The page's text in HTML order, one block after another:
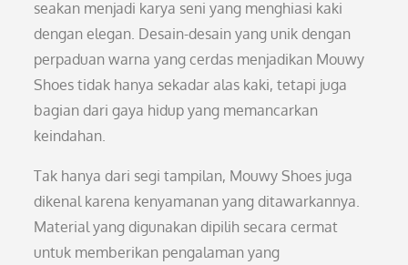
seakan menjadi karya seni yang menghiasi kaki
dengan elegan. Desain-desain yang unik dengan
perpaduan warna yang cerdas menjadikan Mouwy
Shoes tidak hanya sekadar alas kaki, tetapi juga
bagian dari gaya hidup yang memancarkan
keindahan.
Tak hanya dari segi tampilan, Mouwy Shoes juga
dikenal karena kenyamanan yang ditawarkannya.
Material yang digunakan dipilih secara cermat
untuk memberikan pengalaman yang